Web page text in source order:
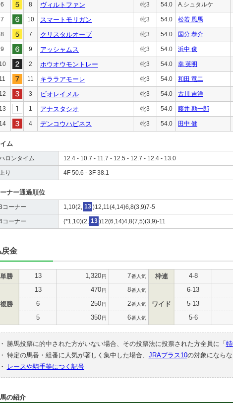
6 8 ヴィルトファン 牝3 54.0 A.シュタルケ
7 10 スマートモリガン 牝3 54.0 松若 風馬
8 7 クリスタルオーブ 牝3 54.0 国分 恭介
9 9 アッシャムス 牝3 54.0 浜中 俊
10 2 ホウオウモントレー 牝3 54.0 幸 英明
11 11 キララアモーレ 牝3 54.0 和田 竜二
12 3 ビオレイメル 牝3 54.0 古川 吉洋
13 1 アナスタシオ 牝3 54.0 藤井 勘一郎
14 4 デンコウハピネス 牝3 54.0 田中 健
ム
ロンタイム 12.4 - 10.7 - 11.7 - 12.5 - 12.7 - 12.4 - 13.0
り 4F 50.6 - 3F 38.1
ナー通過順位
コーナー 1,10(2, 13 )12,11(4,14)6,8(3,9)7-5
コーナー (*1,10)(2, 13 )12(6,14)4,8(7,5)(3,9)-11
戻金
単勝 13 1,320円 7番人気
複勝
13 470円 8番人気
6 250円 2番人気
5 350円 6番人気
枠連 4-8
ワイド
6-13
5-13
5-6
・ 勝馬投票に的中された方がいない場合、その投票法に投票された方全員に「
・ 特定の馬番・組番に人気が著しく集中した場合、 JRAプラス10の対象にならな
・
レースや騎手等につく記号
の紹介